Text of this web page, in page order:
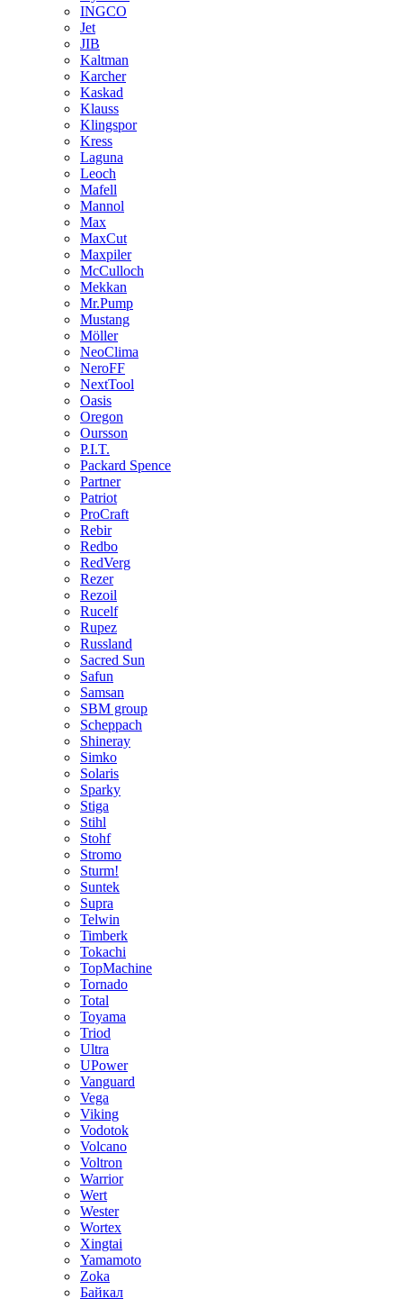
INGCO
Jet
JIB
Kaltman
Karcher
Kaskad
Klauss
Klingspor
Kress
Laguna
Leoch
Mafell
Mannol
Max
MaxCut
Maxpiler
McCulloch
Mekkan
Mr.Pump
Mustang
Möller
NeoClima
NeroFF
NextTool
Oasis
Oregon
Oursson
P.I.T.
Packard Spence
Partner
Patriot
ProCraft
Rebir
Redbo
RedVerg
Rezer
Rezoil
Rucelf
Rupez
Russland
Sacred Sun
Safun
Samsan
SBM group
Scheppach
Shineray
Simko
Solaris
Sparky
Stiga
Stihl
Stohf
Stromo
Sturm!
Suntek
Supra
Telwin
Timberk
Tokachi
TopMachine
Tornado
Total
Toyama
Triod
Ultra
UPower
Vanguard
Vega
Viking
Vodotok
Volcano
Voltron
Warrior
Wert
Wester
Wortex
Xingtai
Yamamoto
Zoka
Байкал